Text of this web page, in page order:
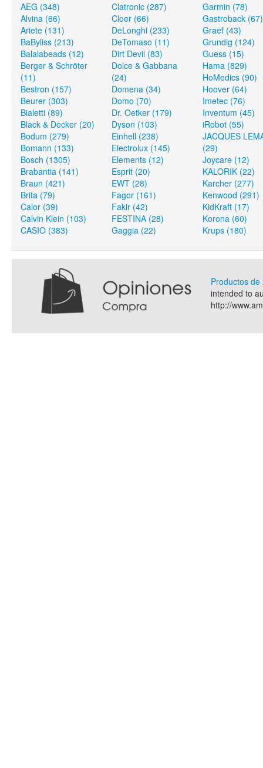
AEG (348)
Alvina (66)
Ariete (131)
BaByliss (213)
Balalabeads (12)
Berger & Schröter
(11)
Bestron (157)
Beurer (303)
Bialetti (89)
Black & Decker (20)
Bodum (279)
Bomann (133)
Bosch (1305)
Brabantia (141)
Braun (421)
Brita (79)
Calor (39)
Calvin Klein (103)
CASIO (383)
Clatronic (287)
Cloer (66)
DeLonghi (233)
DeTomaso (11)
Dirt Devil (83)
Dolce & Gabbana
(24)
Domena (34)
Domo (70)
Dr. Oetker (179)
Dyson (103)
Einhell (238)
Electrolux (145)
Elements (12)
Esprit (20)
EWT (28)
Fagor (161)
Fakir (42)
FESTINA (28)
Gaggia (22)
Garmin (78)
Gastroback (67)
Graef (43)
Grundig (124)
Guess (15)
Hama (829)
HoMedics (90)
Hoover (64)
Imetec (76)
Inventum (45)
iRobot (55)
JACQUES
(29)
Joycare (12)
KALORIK (22)
Karcher (277)
Kenwood (291)
KidKraft (17)
Korona (60)
Krups (180)
Productos
intended to
http://